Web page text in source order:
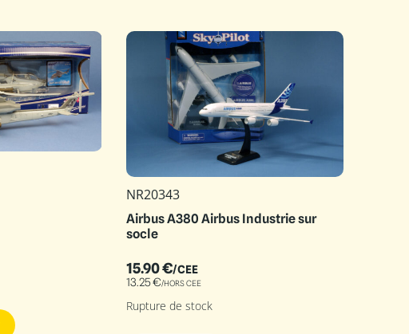
NR20343
Airbus A380 Airbus Industrie sur
socle
15.90€/CEE
13.25€/HORS CEE
Rupture de stock